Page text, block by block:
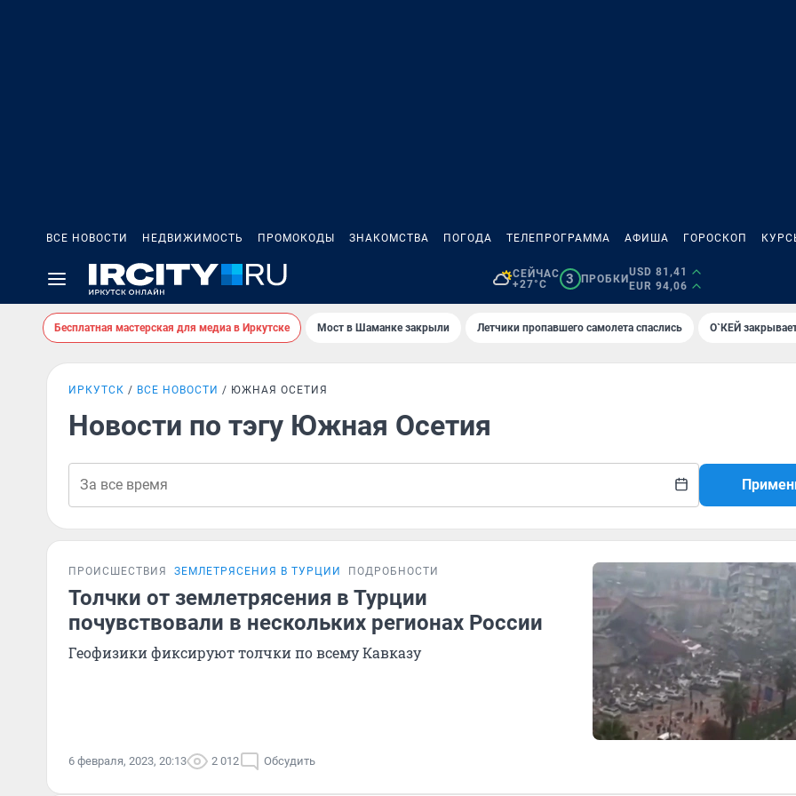
ВСЕ НОВОСТИ НЕДВИЖИМОСТЬ ПРОМОКОДЫ ЗНАКОМСТВА ПОГОДА ТЕЛЕПРОГРАММА АФИША ГОРОСКОП
СЕЙЧАС
+27°C
3 ПРОБКИ
USD 81,41
EUR 94,06
Бесплатная мастерская для медиа в Иркутске Мост в Шаманке закрыли Летчики пропавшего самолета спаслись О`КЕЙ
ИРКУТСК ВСЕ НОВОСТИ ЮЖНАЯ ОСЕТИЯ
Новости по тэгу Южная Осетия
ПРОИСШЕСТВИЯ ЗЕМЛЕТРЯСЕНИЯ В ТУРЦИИ ПОДРОБНОСТИ
Толчки от землетрясения в Турции
почувствовали в нескольких регионах России
Геофизики фиксируют толчки по всему Кавказу
6 февраля, 2023, 20:13 2 012 Обсудить